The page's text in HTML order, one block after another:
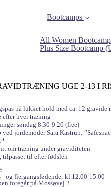
Bootcamps
All Women
Plus Size Bootcamp
UGE 2-13 I
på lukket hold med ca. 12 gravide
efter hver træning
søndag 8.30-9.20 (free)
ved jordemoder Sara Kastrup:
om træning under graviditeten
tilpasset til efter fødslen
- og flergangsfødende: kl.12.00-15.00
foregår på Mossøvej 2